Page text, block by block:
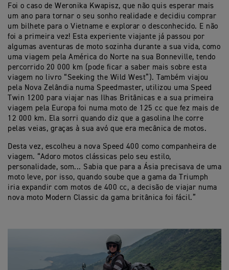
Foi o caso de Weronika Kwapisz, que não quis esperar mais
um ano para tornar o seu sonho realidade e decidiu comprar
um bilhete para o Vietname e explorar o desconhecido. E não
foi a primeira vez! Esta experiente viajante já passou por
algumas aventuras de moto sozinha durante a sua vida, como
uma viagem pela América do Norte na sua Bonneville, tendo
percorrido 20 000 km (pode ficar a saber mais sobre esta
viagem no livro “Seeking the Wild West”). Também viajou
pela Nova Zelândia numa Speedmaster, utilizou uma Speed
Twin 1200 para viajar nas Ilhas Britânicas e a sua primeira
viagem pela Europa foi numa moto de 125 cc que fez mais de
12 000 km. Ela sorri quando diz que a gasolina lhe corre
pelas veias, graças à sua avó que era mecânica de motos.
Desta vez, escolheu a nova Speed 400 como companheira de
viagem. “Adoro motos clássicas pelo seu estilo,
personalidade, som... Sabia que para a Ásia precisava de uma
moto leve, por isso, quando soube que a gama da Triumph
iria expandir com motos de 400 cc, a decisão de viajar numa
nova moto Modern Classic da gama britânica foi fácil.”